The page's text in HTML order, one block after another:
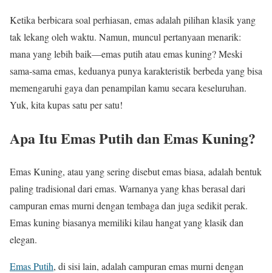
Ketika berbicara soal perhiasan, emas adalah pilihan klasik yang
tak lekang oleh waktu. Namun, muncul pertanyaan menarik:
mana yang lebih baik—emas putih atau emas kuning? Meski
sama-sama emas, keduanya punya karakteristik berbeda yang bisa
memengaruhi gaya dan penampilan kamu secara keseluruhan.
Yuk, kita kupas satu per satu!
Apa Itu Emas Putih dan Emas Kuning?
Emas Kuning, atau yang sering disebut emas biasa, adalah bentuk
paling tradisional dari emas. Warnanya yang khas berasal dari
campuran emas murni dengan tembaga dan juga sedikit perak.
Emas kuning biasanya memiliki kilau hangat yang klasik dan
elegan.
Emas Putih, di sisi lain, adalah campuran emas murni dengan